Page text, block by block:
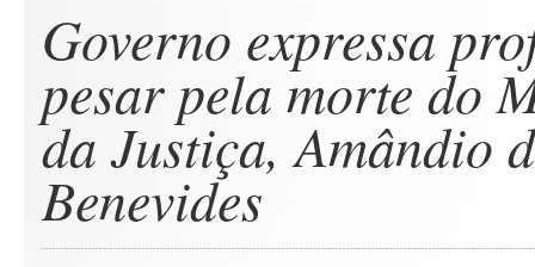
Governo expressa
pesar pela morte do
da Justiça, Amândio
Benevides